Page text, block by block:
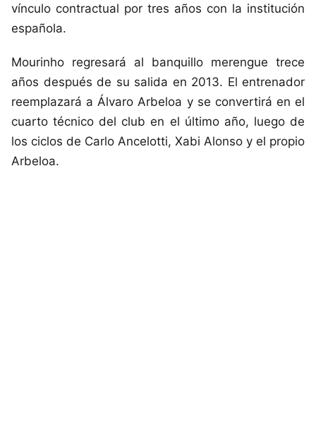
vínculo contractual por tres años con la institución
española.
Mourinho regresará al banquillo merengue trece
años después de su salida en 2013. El entrenador
reemplazará a Álvaro Arbeloa y se convertirá en el
cuarto técnico del club en el último año, luego de
los ciclos de Carlo Ancelotti, Xabi Alonso y el propio
Arbeloa.